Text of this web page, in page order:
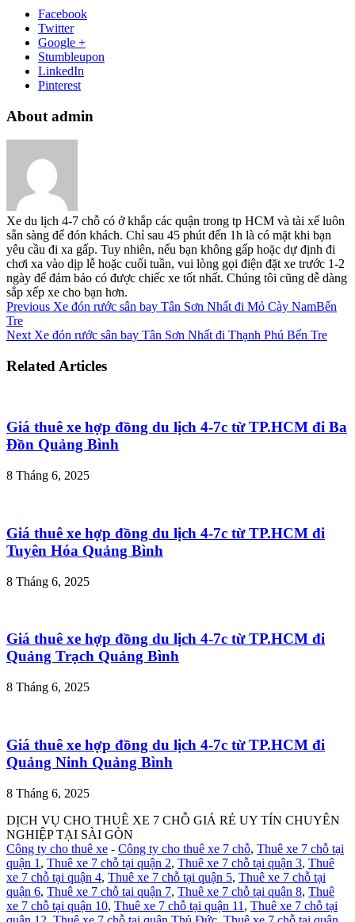
Facebook
Twitter
Google +
Stumbleupon
LinkedIn
Pinterest
About admin
Xe du lịch 4-7 chỗ có ở khắp các quận trong tp HCM và tài xế luôn
sẵn sàng để đón khách. Chỉ sau 45 phút đến 1h là có mặt khi bạn
yêu cầu đi xa gấp. Tuy nhiên, nếu bạn không gấp hoặc dự định đi
chơi xa vào dịp lễ hoặc cuối tuần, vui lòng gọi điện đặt xe trước 1-2
ngày để đảm bảo có được chiếc xe tốt nhất. Chúng tôi cũng dễ dàng
sắp xếp xe cho bạn hơn.
Previous Xe đón rước sân bay Tân Sơn Nhất đi Mỏ Cày NamBến
Tre
Next Xe đón rước sân bay Tân Sơn Nhất đi Thạnh Phú Bến Tre
Related Articles
Giá thuê xe hợp đồng du lịch 4-7c từ TP.HCM đi Ba
Đồn Quảng Bình
8 Tháng 6, 2025
Giá thuê xe hợp đồng du lịch 4-7c từ TP.HCM đi
Tuyên Hóa Quảng Bình
8 Tháng 6, 2025
Giá thuê xe hợp đồng du lịch 4-7c từ TP.HCM đi
Quảng Trạch Quảng Bình
8 Tháng 6, 2025
Giá thuê xe hợp đồng du lịch 4-7c từ TP.HCM đi
Quảng Ninh Quảng Bình
8 Tháng 6, 2025
DỊCH VỤ CHO THUÊ XE 7 CHỖ GIÁ RẺ UY TÍN CHUYÊN
NGHIỆP TẠI SÀI GÒN
Công ty cho thuê xe - Công ty cho thuê xe 7 chỗ, Thuê xe 7 chỗ tại
quận 1 , Thuê xe 7 chỗ tại quận 2, Thuê xe 7 chỗ tại quận 3, Thuê
xe 7 chỗ tại quận 4, Thuê xe 7 chỗ tại quận 5, Thuê xe 7 chỗ tại
quận 6, Thuê xe 7 chỗ tại quận 7, Thuê xe 7 chỗ tại quận 8, Thuê
xe 7 chỗ tại quận 10, Thuê xe 7 chỗ tại quận 11 , Thuê xe 7 chỗ tại